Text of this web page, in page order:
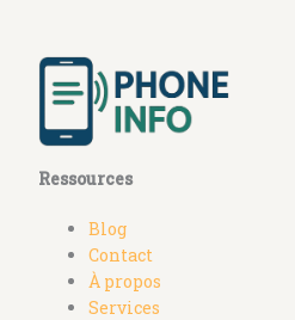
Ressources
Blog
Contact
À propos
Services